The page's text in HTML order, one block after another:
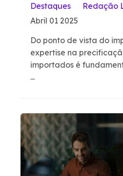
Destaques
Redação
Abril 01 2025
Do ponto de vista do
expertise na
importados é
...